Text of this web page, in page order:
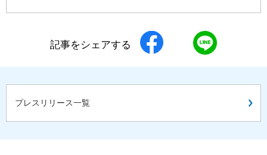
記事をシェアする
プレスリリース一覧